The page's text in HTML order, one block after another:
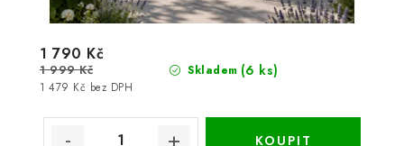
Skladem (6 ks)
1 479 Kč bez DPH
1 790 Kč
1 999 Kč